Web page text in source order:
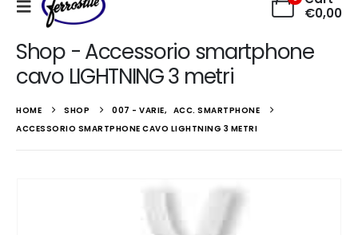
€0,00
Shop - Accessorio smartphone
cavo LIGHTNING 3 metri
HOME SHOP 007 - VARIE, ACC. SMARTPHONE
ACCESSORIO SMARTPHONE CAVO LIGHTNING 3 METRI